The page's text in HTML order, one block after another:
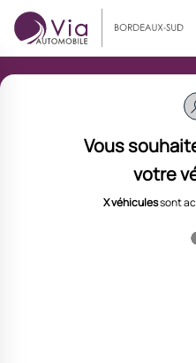
Vous
votre
X véhiculessont